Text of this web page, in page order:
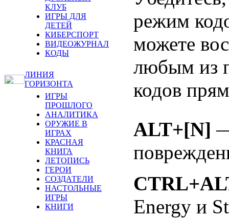
КЛУБ
ИГРЫ ДЛЯ
ДЕТЕЙ
КИБЕРСПОРТ
ВИДЕОЖУРНАЛ
КОДЫ
ЛИНИЯ
ГОРИЗОНТА
ИГРЫ
ПРОШЛОГО
АНАЛИТИКА
ОРУЖИЕ В
ИГРАХ
КРАСНАЯ
КНИГА
ЛЕТОПИСЬ
ГЕРОИ
СОЗДАТЕЛИ
НАСТОЛЬНЫЕ
ИГРЫ
КНИГИ
режим
можете
любым из
кодов
ALT+[N]
Energy и